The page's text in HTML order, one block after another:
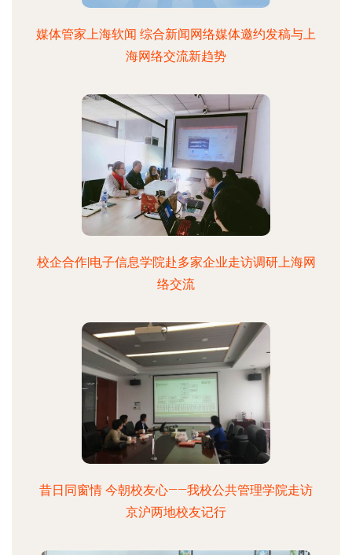
媒体管家上海软闻 综合新闻网络媒体邀约发稿与上
海网络交流新趋势
校企合作|电子信息学院赴多家企业走访调研上海网
络交流
昔日同窗情 今朝校友心——我校公共管理学院走访
京沪两地校友记行